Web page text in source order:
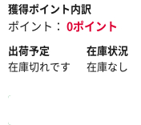
獲得ポイント内訳
ポイント： 0ポイント
出荷予定
在庫切れです
在庫状況
在庫なし